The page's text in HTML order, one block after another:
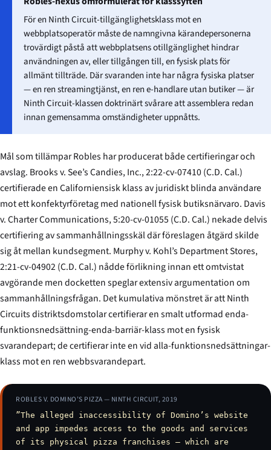
För en Ninth Circuit-tillgänglighetsklass mot en
webbplatsoperatör måste de namngivna kärande­personerna
trovärdigt påstå att webbplatsens otillgänglighet hindrar
användningen av, eller tillgången till, en fysisk plats för
allmänt tillträde. Där svaranden inte har några fysiska platser
— en ren streamingtjänst, en ren e-handlare utan butiker — är
Ninth Circuit-klassen doktrinärt svårare att assemblera redan
innan gemensamma omständigheter uppnåtts.
Mål som tillämparRobles har producerat både certifieringar och
avslag. Brooks v. See’s Candies, Inc., 2:22-cv-07410 (C.D. Cal.)
certifierade en Californiensisk klass av juridiskt blinda användare
mot ett konfektyrföretag med nationell fysisk butiksnärvaro. Davis
v. Charter Communications, 5:20-cv-01055 (C.D. Cal.) nekade delvis
certifiering av sammanhållningsskäl där föreslagen åtgärd skilde
sig åt mellan kundsegment. Murphy v. Kohl’s Department Stores,
2:21-cv-04902 (C.D. Cal.) nådde förlikning innan ett omtvistat
avgörande men docketten speglar extensiv argumentation om
sammanhållnings­frågan. Det kumulativa mönstret är att Ninth
Circuits distriktsdomstolar certifierar en smalt utformad enda-
funktionsnedsättning-enda-barriär-klass mot en fysisk
svarandepart; de certifierar inte en vid alla-funktionsnedsättningar-
klass mot en ren webb­svarandepart.
ROBLES V. DOMINO’S PIZZA — NINTH CIRCUIT, 2019
”The alleged inaccessibility of Domino’s website
and app impedes access to the goods and services
of its physical pizza franchises — which are